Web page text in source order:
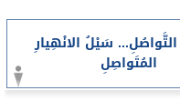
سَيْلُ الانْهِيارِ
المُتَواصِلِ